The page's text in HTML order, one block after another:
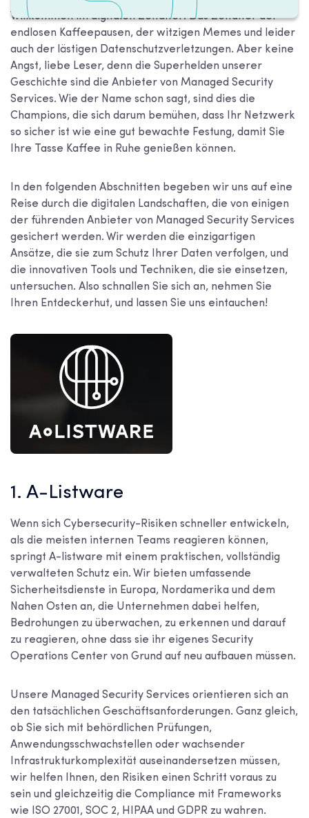
Willkommen im digitalen Zeitalter! Das Zeitalter der
endlosen Kaffeepausen, der witzigen Memes und leider
auch der lästigen Datenschutzverletzungen. Aber keine
Angst, liebe Leser, denn die Superhelden unserer
Geschichte sind die Anbieter von Managed Security
Services. Wie der Name schon sagt, sind dies die
Champions, die sich darum bemühen, dass Ihr Netzwerk
so sicher ist wie eine gut bewachte Festung, damit Sie
Ihre Tasse Kaffee in Ruhe genießen können.
In den folgenden Abschnitten begeben wir uns auf eine
Reise durch die digitalen Landschaften, die von einigen
der führenden Anbieter von Managed Security Services
gesichert werden. Wir werden die einzigartigen
Ansätze, die sie zum Schutz Ihrer Daten verfolgen, und
die innovativen Tools und Techniken, die sie einsetzen,
untersuchen. Also schnallen Sie sich an, nehmen Sie
Ihren Entdeckerhut, und lassen Sie uns eintauchen!
1. A-Listware
Wenn sich Cybersecurity-Risiken schneller entwickeln,
als die meisten internen Teams reagieren können,
springt A-listware mit einem praktischen, vollständig
verwalteten Schutz ein. Wir bieten umfassende
Sicherheitsdienste in Europa, Nordamerika und dem
Nahen Osten an, die Unternehmen dabei helfen,
Bedrohungen zu überwachen, zu erkennen und darauf
zu reagieren, ohne dass sie ihr eigenes Security
Operations Center von Grund auf neu aufbauen müssen.
Unsere Managed Security Services orientieren sich an
den tatsächlichen Geschäftsanforderungen. Ganz gleich,
ob Sie sich mit behördlichen Prüfungen,
Anwendungsschwachstellen oder wachsender
Infrastrukturkomplexität auseinandersetzen müssen,
wir helfen Ihnen, den Risiken einen Schritt voraus zu
sein und gleichzeitig die Compliance mit Frameworks
wie ISO 27001, SOC 2, HIPAA und GDPR zu wahren.